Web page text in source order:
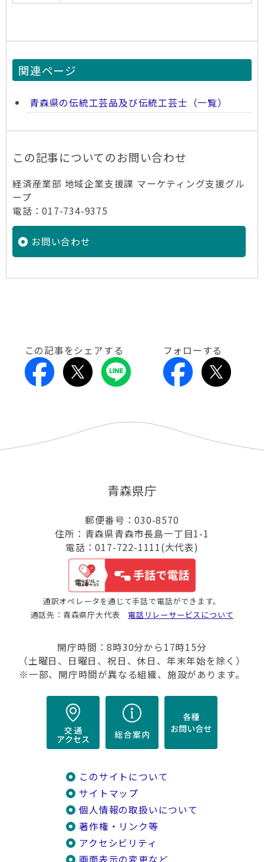
関連ページ
青森県の伝統工芸品及び伝統工芸士（一覧）
この記事についてのお問い合わせ
経済産業部 地域企業支援課 マーケティング支援グル
ープ
電話：017-734-9375
お問い合わせ
この記事をシェアする フォローする
青森県庁
郵便番号：030-8570
住所：青森県青森市長島一丁目1-1
電話：017-722-1111(大代表)
通訳オペレータを通じて手話で電話ができます。
通話先：青森県庁大代表 電話リレーサービスについて
開庁時間：8時30分から17時15分
（土曜日、日曜日、祝日、休日、年末年始を除く）
※一部、開庁時間が異なる組織、施設があります。
このサイトについて
サイトマップ
個人情報の取扱いについて
著作権・リンク等
アクセシビリティ